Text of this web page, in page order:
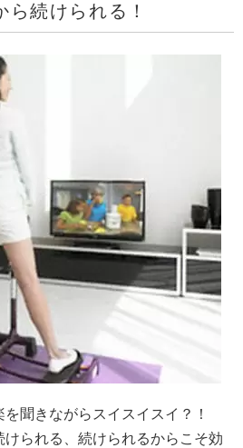
ら続けられる！
聞きながらスイスイスイ？！
られる、続けられるからこそ効